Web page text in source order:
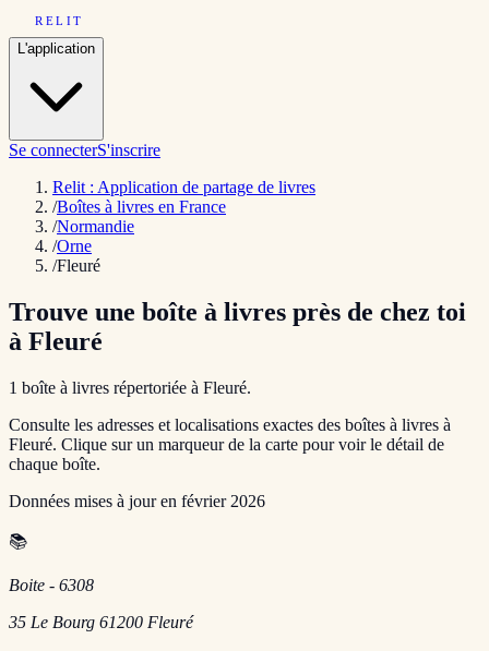
RELIT
L'application
Se connecterS'inscrire
Relit : Application de partage de livres
/Boîtes à livres en France
/Normandie
/Orne
/Fleuré
Trouve une boîte à livres près de chez toi
à Fleuré
1 boîte à livres répertoriée à Fleuré.
Consulte les adresses et localisations exactes des boîtes à livres à
Fleuré. Clique sur un marqueur de la carte pour voir le détail de
chaque boîte.
Données mises à jour en février 2026
📚
Boite - 6308
35 Le Bourg 61200 Fleuré